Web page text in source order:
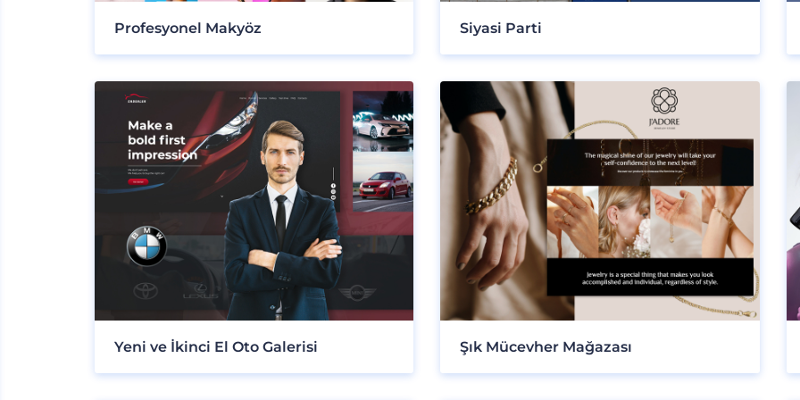
Profesyonel Makyöz Siyasi Parti
Yeni ve İkinci El Oto Galerisi Şık Mücevher Mağazası